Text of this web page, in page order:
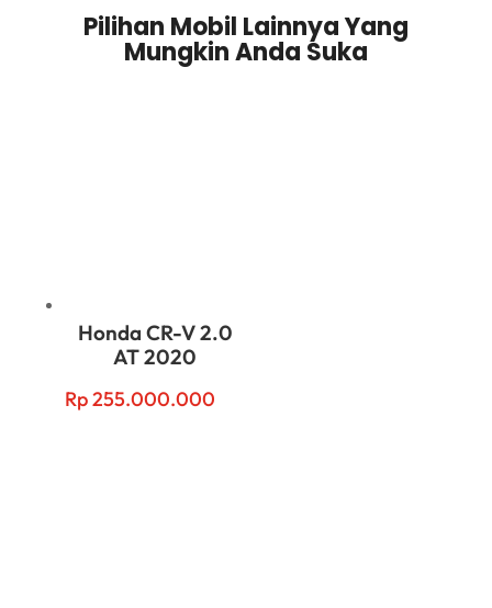
Pilihan Mobil Lainnya Yang
Mungkin Anda Suka
Honda CR-V 2.0
AT 2020
Rp255.000.000